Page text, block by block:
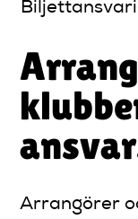
Arrangörer